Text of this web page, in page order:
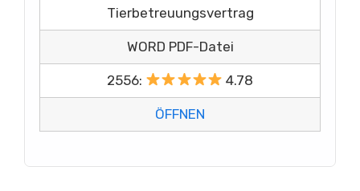
Tierbetreuungsvertrag
WORD PDF-Datei
2556: 4.78
ÖFFNEN